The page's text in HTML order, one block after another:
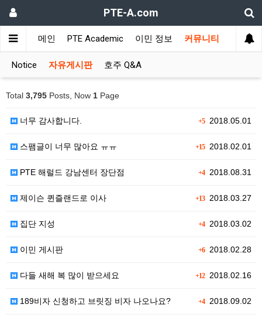
PTE-A.com
메인 PTE Academic 이민 정보 커뮤니티
Notice 자유게시판 호주 Q&A
Total 3,795 Posts, Now 1 Page
+52018.05.01
너무 감사합니다.
+152018.02.01
스팸글이 너무 많아요 ㅠㅠ
+42018.08.31
PTE 해럴드 강남센터 장단점
+132018.03.27
제이슨 퀸즐랜드로 이사
+42018.03.02
집단 지성
+62018.02.28
이민 게시판
+122018.02.16
다들 새해 복 많이 받으세요
+42018.09.02
189비자 신청하고 브릿징 비자 나오나요?